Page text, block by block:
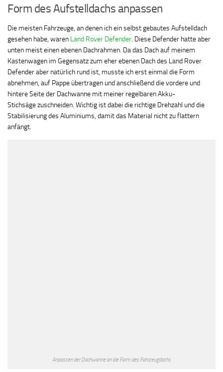
Form des Aufstelldachs anpassen
Die meisten Fahrzeuge, an denen ich ein selbst gebautes Aufstelldach
gesehen habe, waren Land Rover Defender. Diese Defender hatte aber
unten meist einen ebenen Dachrahmen. Da das Dach auf meinem
Kastenwagen im Gegensatz zum eher ebenen Dach des Land Rover
Defender aber natürlich rund ist, musste ich erst einmal die Form
abnehmen, auf Pappe übertragen und anschließend die vordere und
hintere Seite der Dachwanne mit meiner regelbaren Akku-
Stichsäge zuschneiden. Wichtig ist dabei die richtige Drehzahl und die
Stabilisierung des Aluminiums, damit das Material nicht zu flattern
anfängt.
Anpassen der Dachwanne an die Form des Fahrzeugdachs